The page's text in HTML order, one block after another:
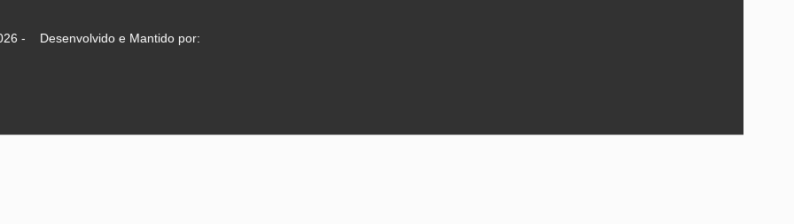
- Desenvolvido e Mantido por: